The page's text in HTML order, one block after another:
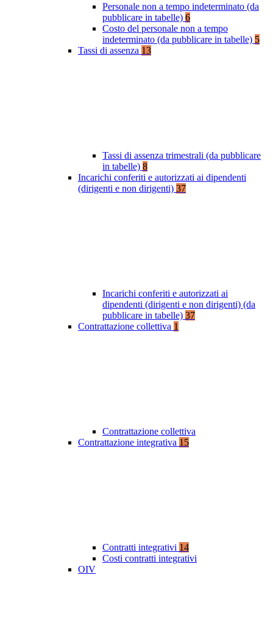
Personale non a tempo indeterminato (da
pubblicare in tabelle) 6
Costo del personale non a tempo
indeterminato (da pubblicare in tabelle) 5
Tassi di assenza 13
Tassi di assenza trimestrali (da pubblicare
in tabelle) 8
Incarichi conferiti e autorizzati ai dipendenti
(dirigenti e non dirigenti) 37
Incarichi conferiti e autorizzati ai
dipendenti (dirigenti e non dirigenti) (da
pubblicare in tabelle) 37
Contrattazione collettiva 1
Contrattazione collettiva
Contrattazione integrativa 15
Contratti integrativi 14
Costi contratti integrativi
OIV